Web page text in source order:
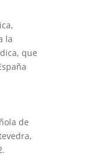
la
que
de